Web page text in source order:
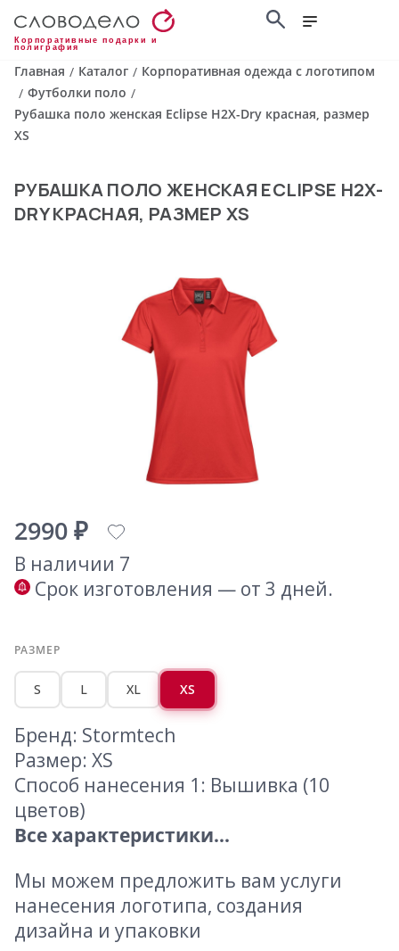
Корпоративные подарки и
полиграфия
Главная / Каталог / Корпоративная одежда с логотипом
/ Футболки поло /
Рубашка поло женская Eclipse H2X-Dry красная, размер
XS
РУБАШКА ПОЛО ЖЕНСКАЯ ECLIPSE H2X-
DRY КРАСНАЯ, РАЗМЕР XS
2990 ₽
В наличии 7
Срок изготовления — от 3 дней.
РАЗМЕР
S L XL XS
Бренд: Stormtech
Размер: XS
Способ нанесения 1: Вышивка (10
цветов)
Все характеристики...
Мы можем предложить вам услуги
нанесения логотипа, создания
дизайна и упаковки